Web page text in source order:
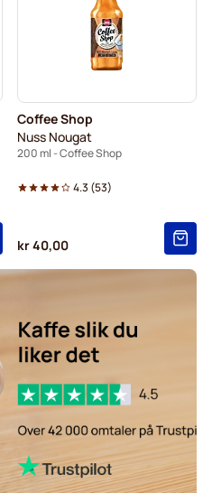
Coffee Shop
Nuss Nougat
200 ml - Coffee Shop
4.3 (53)
kr 40,00